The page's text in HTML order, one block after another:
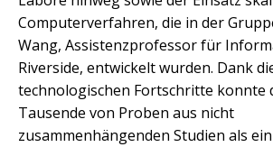
Computerverfahren, die in der
Wang, Assistenzprofessor für
Riverside, entwickelt wurden. Dank
technologischen Fortschritte konnte
Tausende von Proben aus nicht
zusammenhängenden Studien als